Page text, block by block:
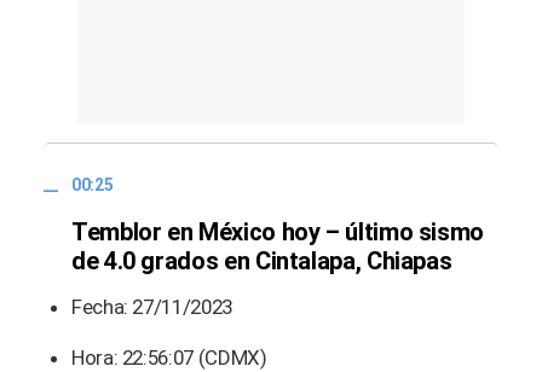
00:25
Temblor en México hoy – último sismo
de 4.0 grados en Cintalapa, Chiapas
Fecha: 27/11/2023
Hora: 22:56:07 (CDMX)